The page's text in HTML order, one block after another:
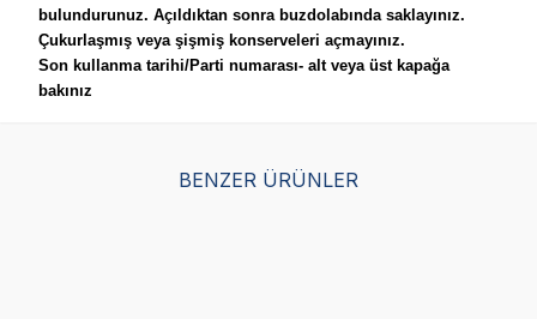
bulundurunuz. Açıldıktan sonra buzdolabında saklayınız.
Çukurlaşmış veya şişmiş konserveleri açmayınız.
Son kullanma tarihi/Parti numarası- alt veya üst kapağa
bakınız
BENZER ÜRÜNLER